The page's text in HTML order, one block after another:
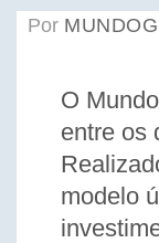
Por
O
entre os
modelo